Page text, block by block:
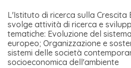
L'Istituto di ricerca sulla Crescita
svolge attività di ricerca e
tematiche: Evoluzione del
europeo; Organizzazione e
sistemi delle società
socioeconomica dell'ambiente